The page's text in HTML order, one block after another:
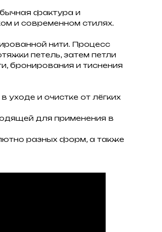
фактура и
и современном стилях.
нити. Процесс
петель, затем петли
бронирования и тиснения
уходе и очистке от лёгких
для применения в
разных форм, а также